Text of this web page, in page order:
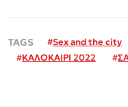
#Sex and the city
#ΚΑΛΟΚΑΙΡΙ 2022 #